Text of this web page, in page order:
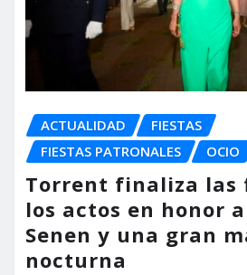
ACTUALIDAD
FIESTAS
FIESTAS PATRONALES
OCIO
Torrent finaliza las
los actos en honor
Senen y una gran
nocturna